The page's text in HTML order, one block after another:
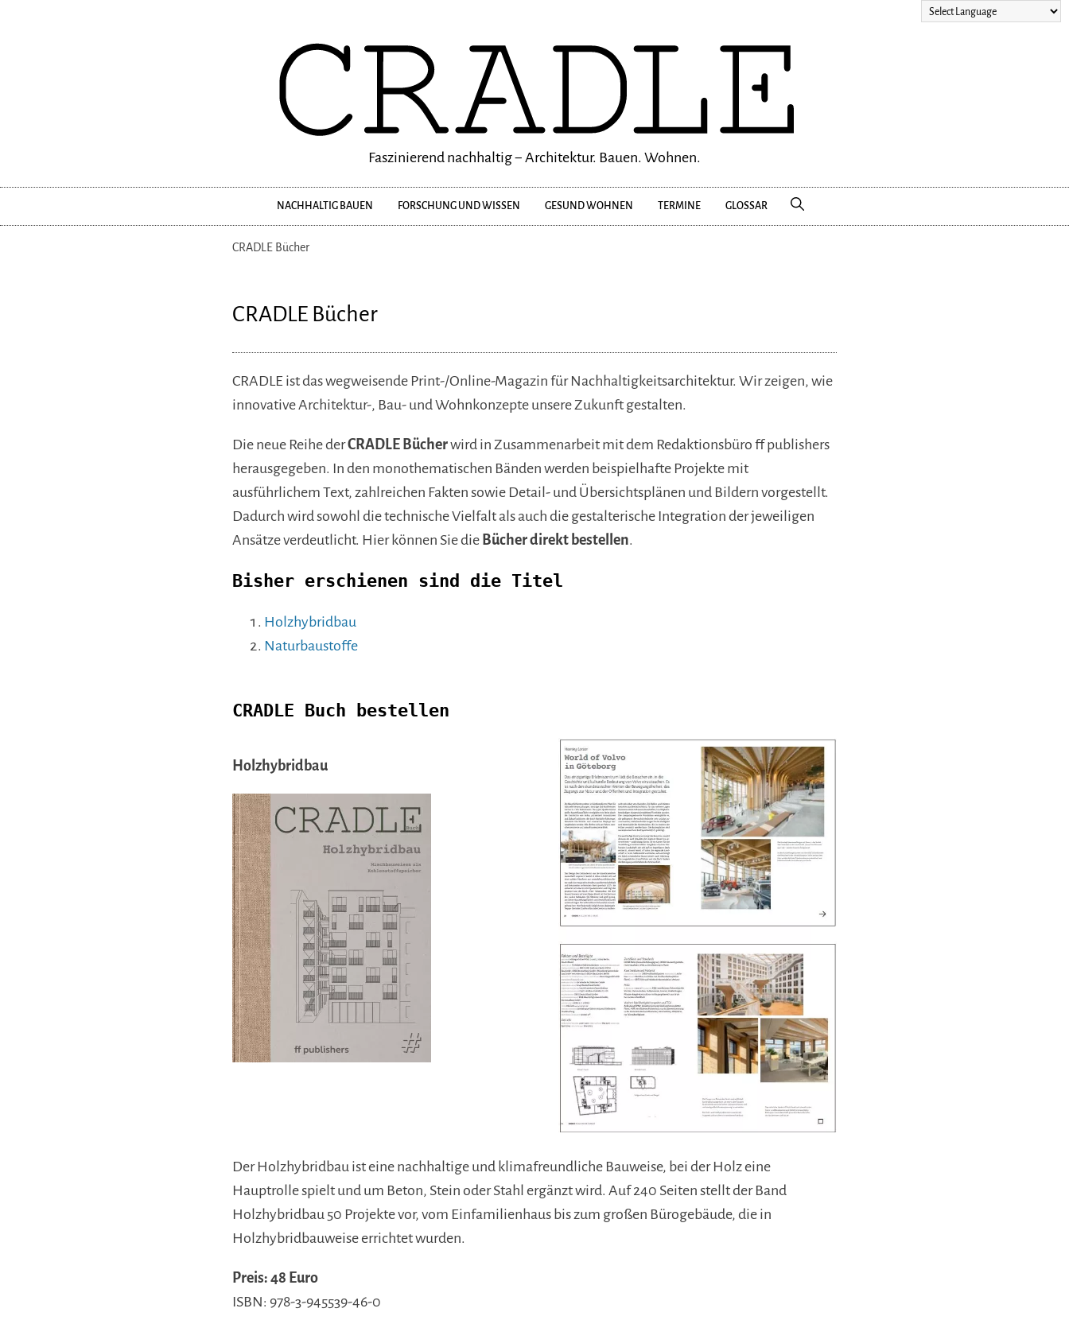
Faszinierend nachhaltig − Architektur. Bauen. Wohnen.
überspringen
NACHHALTIG BAUEN FORSCHUNG UND WISSEN GESUND WOHNEN TERMINE GLOSSAR
CRADLE Bücher
CRADLE Bücher
CRADLE ist das wegweisende Print-/Online-Magazin für Nachhaltigkeitsarchitektur. Wir zeigen, wie
innovative Architektur-, Bau- und Wohnkonzepte unsere Zukunft gestalten.
Die neue Reihe derCRADLE Bücherwird in Zusammenarbeit mit dem Redaktionsbüro ff publishers
herausgegeben. In den monothematischen Bänden werden beispielhafte Projekte mit
ausführlichem Text, zahlreichen Fakten sowie Detail- und Übersichtsplänen und Bildern vorgestellt.
Dadurch wird sowohl die technische Vielfalt als auch die gestalterische Integration der jeweiligen
Ansätze verdeutlicht. Hier können Sie die Bücher direkt bestellen.
Bisher erschienen sind die Titel
Holzhybridbau
Naturbaustoffe
CRADLE Buch bestellen
Holzhybridbau
Der Holzhybridbau ist eine nachhaltige und klimafreundliche Bauweise, bei der Holz eine
Hauptrolle spielt und um Beton, Stein oder Stahl ergänzt wird. Auf 240 Seiten stellt der Band
Holzhybridbau 50 Projekte vor, vom Einfamilienhaus bis zum großen Bürogebäude, die in
Holzhybridbauweise errichtet wurden.
Preis: 48 Euro
ISBN: 978-3-945539-46-0